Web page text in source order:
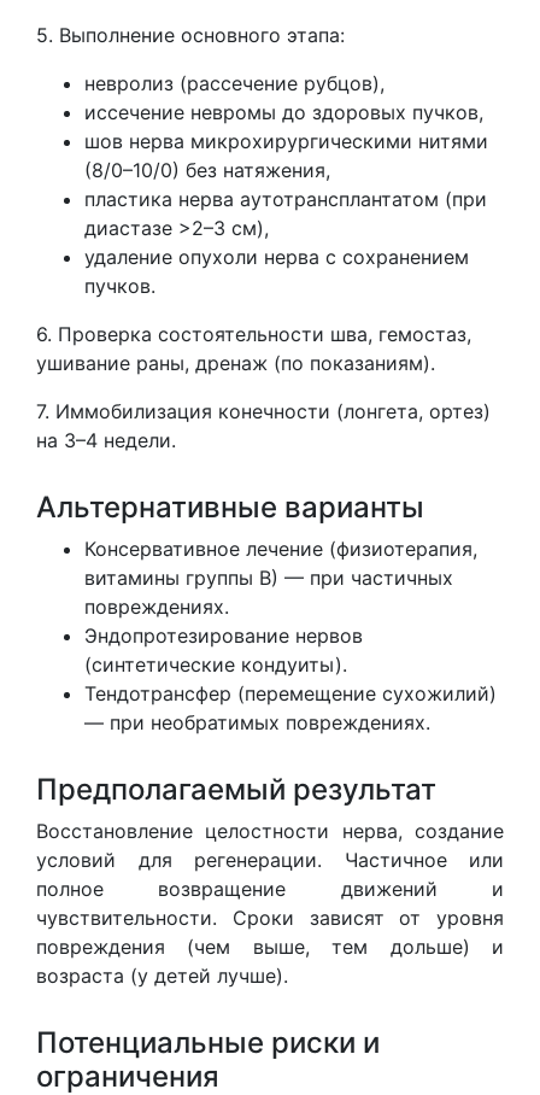
5. Выполнение основного этапа:
невролиз (рассечение рубцов),
иссечение невромы до здоровых пучков,
шов нерва микрохирургическими нитями
(8/0–10/0) без натяжения,
пластика нерва аутотрансплантатом (при
диастазе >2–3 см),
удаление опухоли нерва с сохранением
пучков.
6. Проверка состоятельности шва, гемостаз,
ушивание раны, дренаж (по показаниям).
7. Иммобилизация конечности (лонгета, ортез)
на 3–4 недели.
Альтернативные варианты
Консервативное лечение (физиотерапия,
витамины группы В) — при частичных
повреждениях.
Эндопротезирование нервов
(синтетические кондуиты).
Тендотрансфер (перемещение сухожилий)
— при необратимых повреждениях.
Предполагаемый результат
Восстановление целостности нерва, создание
условий для регенерации. Частичное или
полное возвращение движений и
чувствительности. Сроки зависят от уровня
повреждения (чем выше, тем дольше) и
возраста (у детей лучше).
Потенциальные риски и
ограничения